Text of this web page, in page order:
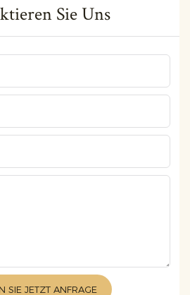
Sie Uns
SIE JETZT ANFRAGE